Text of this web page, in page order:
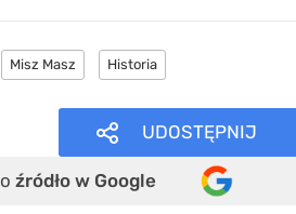
Misz Masz Historia
UDOSTĘPNIJ
źródło w Google